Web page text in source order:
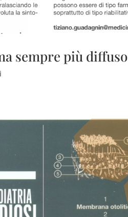
sempre più diffuso